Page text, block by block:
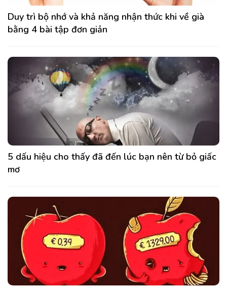
Duy trì bộ nhớ và khả năng nhận thức khi về già
bằng 4 bài tập đơn giản
5 dấu hiệu cho thấy đã đến lúc bạn nên từ bỏ giấc
mơ